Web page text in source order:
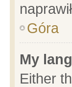
Góra
My
Either